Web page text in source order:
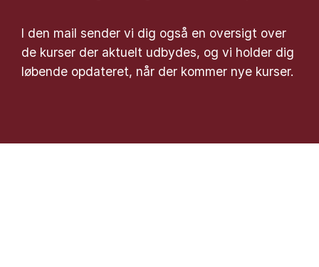
I den mail sender vi dig også en oversigt over
de kurser der aktuelt udbydes, og vi holder dig
løbende opdateret, når der kommer nye kurser.